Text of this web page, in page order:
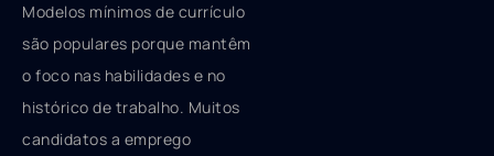
Modelos mínimos de currículo
são populares porque mantêm
o foco nas habilidades e no
histórico de trabalho. Muitos
candidatos a emprego